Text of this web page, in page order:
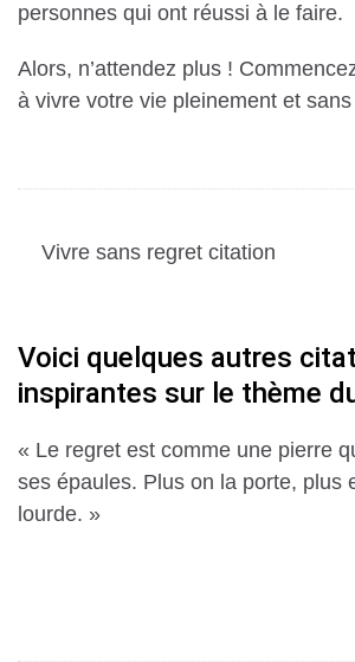
personnes qui ont réussi à le faire.
Alors, n’attendez plus !
à vivre votre vie pleinement et
Vivre sans regret citation
Voici quelques autres
inspirantes sur le thème
« Le regret est comme une pierre
ses épaules. Plus on la porte, plus
lourde. »